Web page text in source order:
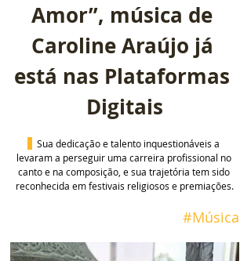
Amor”, música de
Caroline Araújo já
está nas Plataformas
Digitais
Sua dedicação e talento inquestionáveis a
levaram a perseguir uma carreira profissional no
canto e na composição, e sua trajetória tem sido
reconhecida em festivais religiosos e premiações.
#Música